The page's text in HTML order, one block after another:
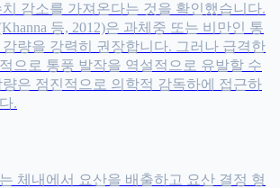
감소를 가져온다는 것을 확인했습니다.
등, 2012)은 과체중 또는 비만인 통
량을 강력히 권장합니다. 그러나 급격한
으로 통풍 발작을 역설적으로 유발할 수
은 점진적으로 의학적 감독하에 접근하
.
체내에서 요산을 배출하고 요산 결정 형